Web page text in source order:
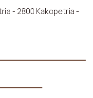
- 2800 Kakopetria -